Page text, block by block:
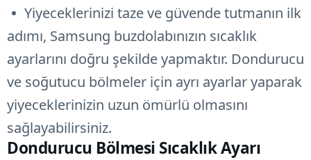
Yiyeceklerinizi taze ve güvende tutmanın ilk
adımı, Samsung buzdolabınızın sıcaklık
ayarlarını doğru şekilde yapmaktır. Dondurucu
ve soğutucu bölmeler için ayrı ayarlar yaparak
yiyeceklerinizin uzun ömürlü olmasını
sağlayabilirsiniz.
Dondurucu Bölmesi Sıcaklık Ayarı